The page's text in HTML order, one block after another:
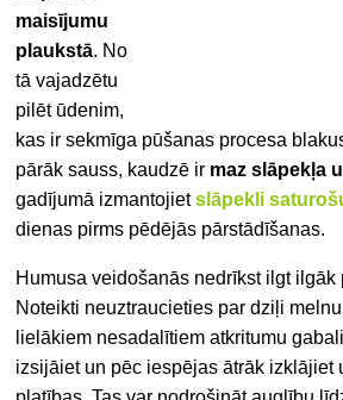
maisījumu
plaukstā. No
tā vajadzētu
pilēt ūdenim,
kas ir sekmīga pūšanas procesa
pārāk sauss, kaudzē ir maz slāpekļa
gadījumā izmantojietslāpekli
dienas pirms pēdējās pārstādīšanas.
Humusa veidošanās nedrīkst ilgt ilgāk
Noteikti neuztraucieties par dziļi
lielākiem nesadalītiem atkritumu
izsijāiet un pēc iespējas ātrāk izklājiet